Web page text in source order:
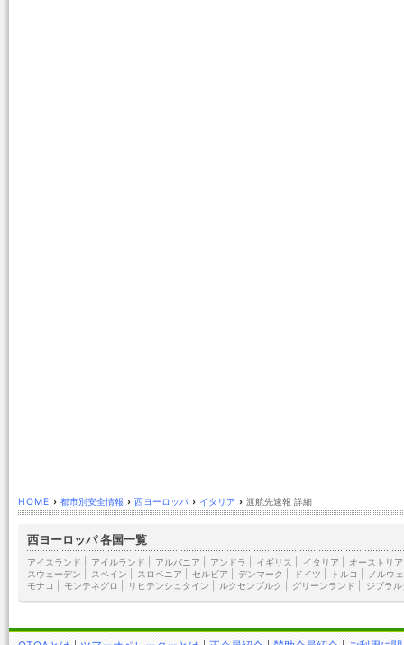
HOME › 都市別安全情報 › 西ヨーロッパ › イタリア › 渡航先速報 詳細
西ヨーロッパ 各国一覧
アイスランド アイルランド アルバニア アンドラ イギリス イタリア オーストリア
スウェーデン
スペイン スロベニア セルビア デンマーク ドイツ トルコ
ノルウ
モナコ
モンテネグロ リヒテンシュタイン ルクセンブルク グリーンランド ジブラル